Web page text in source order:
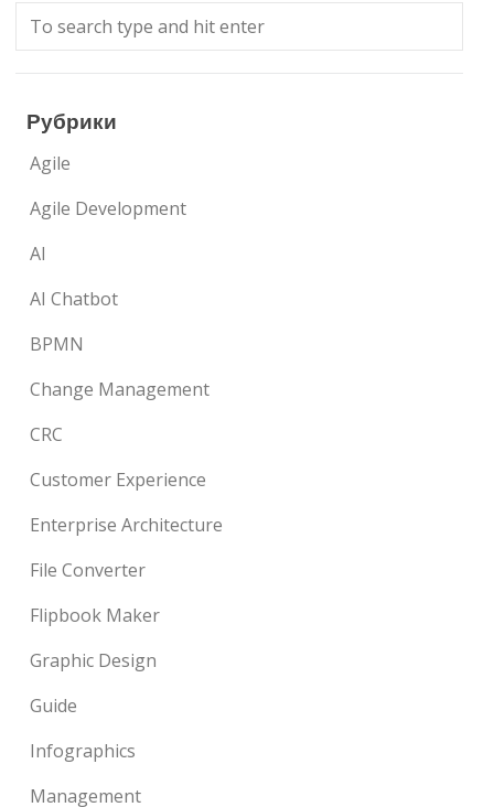
Рубрики
Agile
Agile Development
AI
AI Chatbot
BPMN
Change Management
CRC
Customer Experience
Enterprise Architecture
File Converter
Flipbook Maker
Graphic Design
Guide
Infographics
Management